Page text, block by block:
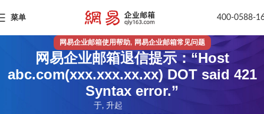
菜单 400-0588-
网易企业邮箱使用帮助, 网易企业邮箱常见问题
网易企业邮箱退信提示：“Host
abc.com(xxx.xxx.xx.xx) DOT said 421
Syntax error.”
于, 升起